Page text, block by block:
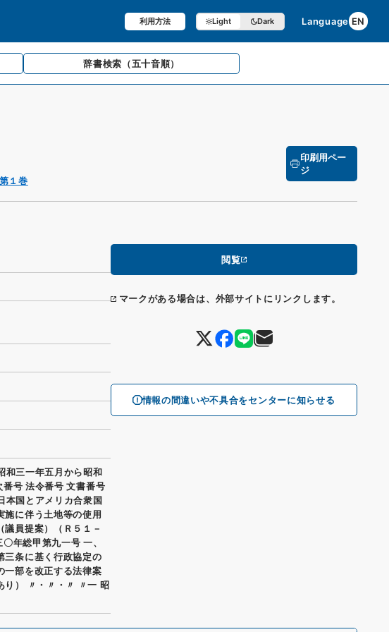
利用方法 Light Dark Language EN
辞書検索 （五十音順）
１巻
印刷用ペー
ジ
閲覧
マークがある場合は、外部サイトにリンクします。
情報の間違いや不具合をセンターに知らせる
和三一年五月から昭和
号 法令番号 文書番号
本国とアメリカ合衆国
施に伴う土地等の使用
員提案）（Ｒ５１－
年総甲第九一号 一、
三条に基く行政協定の
一部を改正する法律案
り） 〃・〃・〃 〃一 昭